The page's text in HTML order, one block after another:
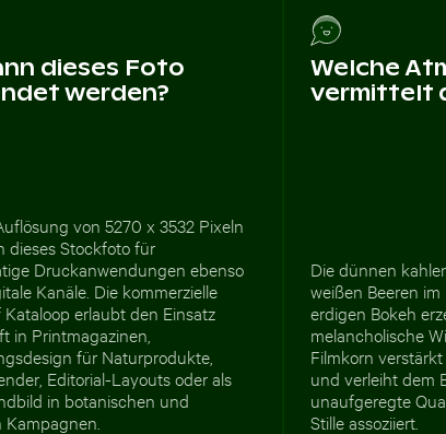
dieses Foto
werden?
von 5270 x 3532 Pixeln
dieses Stockfoto für
Druckanwendungen ebenso
Kanäle. Die kommerzielle
Kataloop erlaubt den Einsatz
in Printmagazinen,
für Naturprodukte,
Editorial-Layouts oder als
in botanischen und
Kampagnen.
Welche
vermittelt
Die dünnen
weißen Beeren
erdigen Bokeh
melancholische
Filmkorn
und verleiht dem
unaufgeregte
Stille assoziiert.